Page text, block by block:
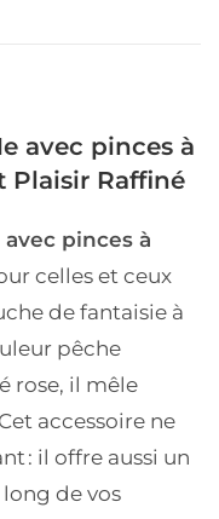
avec pinces à
Raffiné
avec pinces à
celles et ceux
de fantaisie à
pêche
rose, il mêle
accessoire ne
: il offre aussi un
de vos